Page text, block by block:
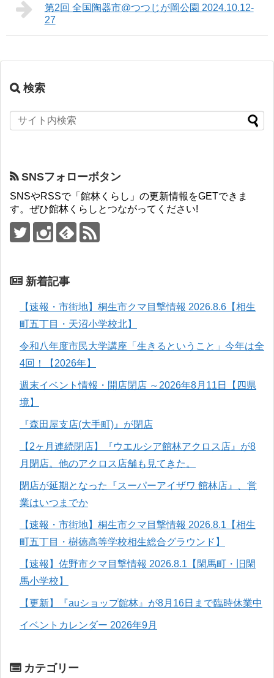
第2回 全国陶器市@つつじが岡公園 2024.10.12-
27
検索
SNSフォローボタン
SNSやRSSで「館林くらし」の更新情報をGETできま
す。ぜひ館林くらしとつながってください!
新着記事
【速報・市街地】桐生市クマ目撃情報 2026.8.6【相生
町五丁目・天沼小学校北】
令和八年度市民大学講座「生きるということ」今年は全
4回！【2026年】
週末イベント情報・開店閉店 ～2026年8月11日【四県
境】
『森田屋支店(大手町)』が閉店
【2ヶ月連続閉店】『ウエルシア館林アクロス店』が8
月閉店。他のアクロス店舗も見てきた。
閉店が延期となった『スーパーアイザワ 館林店』、営
業はいつまでか
【速報・市街地】桐生市クマ目撃情報 2026.8.1【相生
町五丁目・樹徳高等学校相生総合グラウンド】
【速報】佐野市クマ目撃情報 2026.8.1【閑馬町・旧閑
馬小学校】
【更新】『auショップ館林』が8月16日まで臨時休業中
イベントカレンダー 2026年9月
カテゴリー